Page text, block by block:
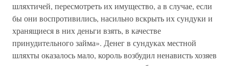
шляхтичей, пересмотреть их имущество, а в случае, если
бы они воспротивились, насильно вскрыть их сундуки и
хранящиеся в них деньги взять, в качестве
принудительного займа». Денег в сундуках местной
шляхты оказалось мало, король возбудил ненависть хозяев